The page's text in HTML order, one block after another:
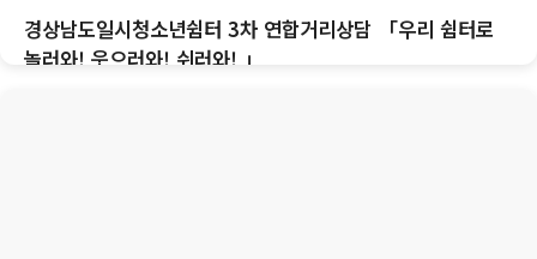
경상남도일시청소년쉼터 3차 연합거리상담 「우리 쉼터로
놀러와! 웃으러와! 쉬러와! 」